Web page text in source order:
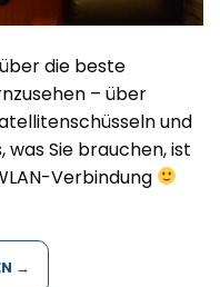
die beste
– über
und
Sie brauchen, ist
Verbindung
→